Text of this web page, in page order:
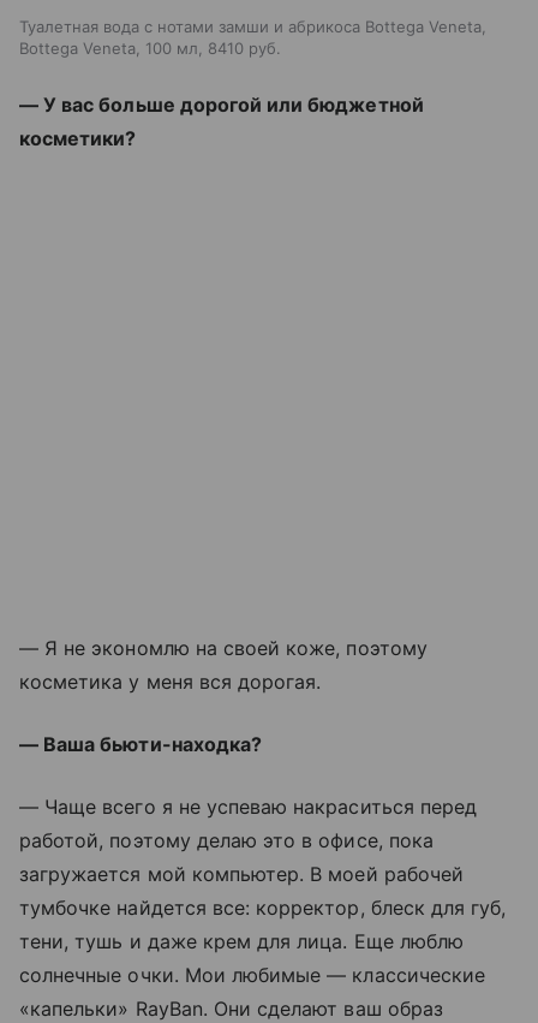
Туалетная вода с нотами замши и абрикоса Bottega Veneta,
Bottega Veneta, 100 мл, 8410 руб.
— У вас больше дорогой или бюджетной
косметики?
— Я не экономлю на своей коже, поэтому
косметика у меня вся дорогая.
— Ваша бьюти-находка?
— Чаще всего я не успеваю накраситься перед
работой, поэтому делаю это в офисе, пока
загружается мой компьютер. В моей рабочей
тумбочке найдется все: корректор, блеск для губ,
тени, тушь и даже крем для лица. Еще люблю
солнечные очки. Мои любимые — классические
«капельки» RayBan. Они сделают ваш образ